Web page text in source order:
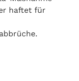
haftet für